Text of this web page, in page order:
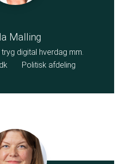
Malling
digital hverdag mm.
Politisk afdeling